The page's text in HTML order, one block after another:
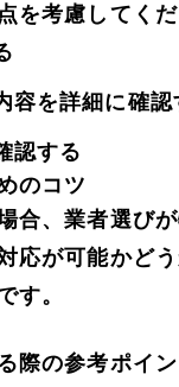
を考慮してくだ
容を詳細に確認
認する
のコツ
合、業者選び
応が可能かど
す。
際の参考ポイ